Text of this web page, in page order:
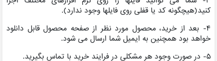
کنید(هیچگونه کد یا قفلی روی فایلها وجود ندارد).
۴- بعد از خرید، محصول مورد نظر از صفحه محصول قابل دانلود
خواهد بود همچنین به ایمیل شما ارسال می شود.